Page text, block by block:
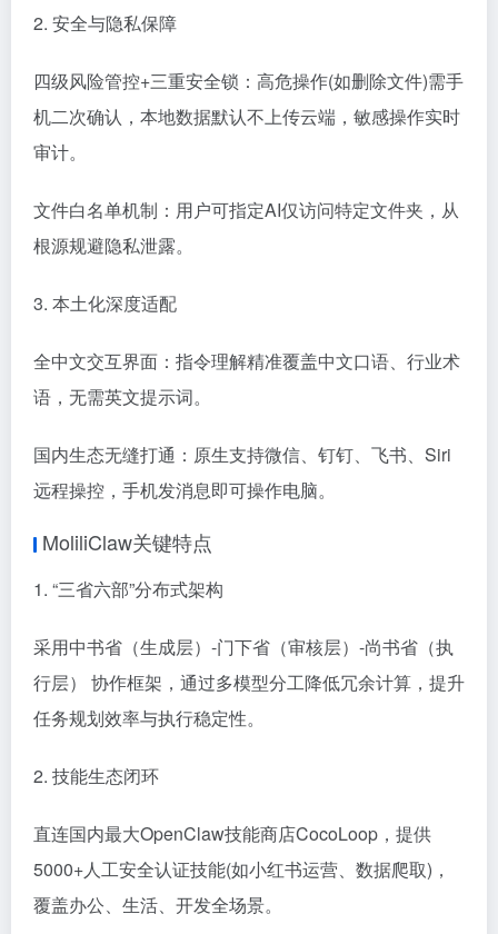
2. 安全与隐私保障
四级风险管控+三重安全锁：高危操作(如删除文件)需手
机二次确认，本地数据默认不上传云端，敏感操作实时
审计。
文件白名单机制：用户可指定AI仅访问特定文件夹，从
根源规避隐私泄露。
3. 本土化深度适配
全中文交互界面：指令理解精准覆盖中文口语、行业术
语，无需英文提示词。
国内生态无缝打通：原生支持微信、钉钉、飞书、Siri
远程操控，手机发消息即可操作电脑。
MoliliClaw关键特点
1. “三省六部”分布式架构
采用中书省（生成层）-门下省（审核层）-尚书省（执
行层） 协作框架，通过多模型分工降低冗余计算，提升
任务规划效率与执行稳定性。
2. 技能生态闭环
直连国内最大OpenClaw技能商店CocoLoop，提供
5000+人工安全认证技能(如小红书运营、数据爬取)，
覆盖办公、生活、开发全场景。